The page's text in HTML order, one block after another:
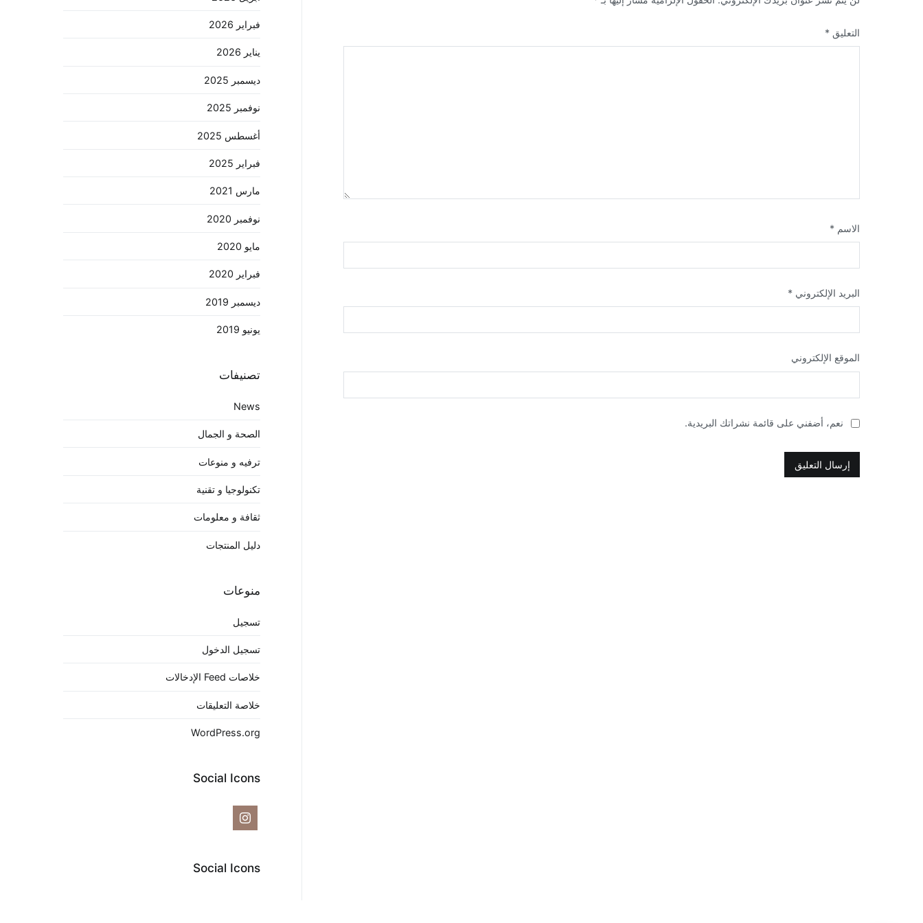
التعليق *
الاسم *
البريد الإلكتروني *
الموقع الإلكتروني
نعم، أضفني على قائمة نشراتك البريدية.
فبراير 2026
يناير 2026
ديسمبر 2025
نوفمبر 2025
أغسطس 2025
فبراير 2025
مارس 2021
نوفمبر 2020
مايو 2020
فبراير 2020
ديسمبر 2019
يونيو 2019
تصنيفات
News
الصحة و الجمال
ترفيه و منوعات
تكنولوجيا و تقنية
ثقافة و معلومات
دليل المنتجات
منوعات
تسجيل
تسجيل الدخول
خلاصات Feed الإدخالات
خلاصة التعليقات
WordPress.org
Social Icons
Social Icons